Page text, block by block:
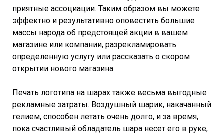
приятные ассоциации. Таким образом вы можете
эффектно и результативно оповестить большие
массы народа об предстоящей акции в вашем
магазине или компании, разрекламировать
определенную услугу или рассказать о скором
открытии нового магазина.
Печать логотипа на шарах также весьма выгодные
рекламные затраты. Воздушный шарик, накачанный
гелием, способен летать очень долго, и за время,
пока счастливый обладатель шара несет его в руке,